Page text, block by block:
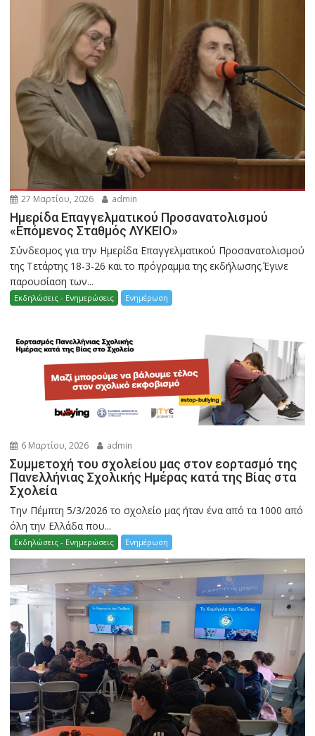
27 Μαρτίου, 2026 admin
Ημερίδα Επαγγελματικού Προσανατολισμού
«Επόμενος Σταθμός ΛΥΚΕΙΟ»
Σύνδεσμος για την Ημερίδα Επαγγελματικού Προσανατολισμού
της Τετάρτης 18-3-26 και το πρόγραμμα της εκδήλωσης.Έγινε
παρουσίαση των...
Εκδηλώσεις - Ενημερώσεις Ενημέρωση
6 Μαρτίου, 2026 admin
Συμμετοχή του σχολείου μας στον εορτασμό της
Πανελλήνιας Σχολικής Ημέρας κατά της Βίας στα
Σχολεία
Την Πέμπτη 5/3/2026 το σχολείο μας ήταν ένα από τα 1000 από
όλη την Ελλάδα που...
Εκδηλώσεις - Ενημερώσεις Ενημέρωση